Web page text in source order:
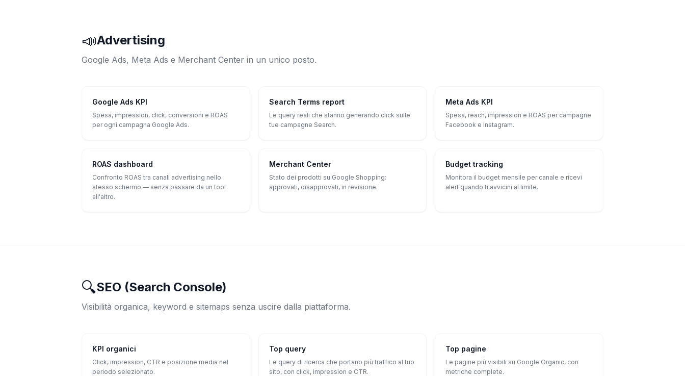
📣Advertising
Google Ads, Meta Ads e Merchant Center in un unico posto.
Google Ads KPI
Spesa, impression, click, conversioni e ROAS
per ogni campagna Google Ads.
Search Terms report
Le query reali che stanno generando click sulle
tue campagne Search.
Meta Ads KPI
Spesa, reach, impression e ROAS per campagne
Facebook e Instagram.
ROAS dashboard
Confronto ROAS tra canali advertising nello
stesso schermo — senza passare da un tool
all'altro.
Merchant Center
Stato dei prodotti su Google Shopping:
approvati, disapprovati, in revisione.
Budget tracking
Monitora il budget mensile per canale e ricevi
alert quando ti avvicini al limite.
🔍SEO (Search Console)
Visibilità organica, keyword e sitemaps senza uscire dalla piattaforma.
KPI organici
Click, impression, CTR e posizione media nel
periodo selezionato.
Top query
Le query di ricerca che portano più traffico al tuo
sito, con click, impression e CTR.
Top pagine
Le pagine più visibili su Google Organic, con
metriche complete.